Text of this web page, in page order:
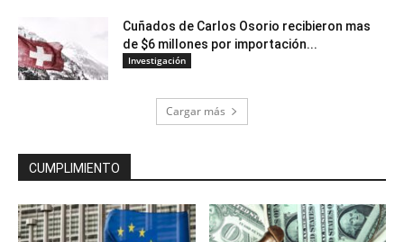
Cuñados de Carlos Osorio recibieron mas
de $6 millones por importación...
Investigación
Cargar más
CUMPLIMIENTO